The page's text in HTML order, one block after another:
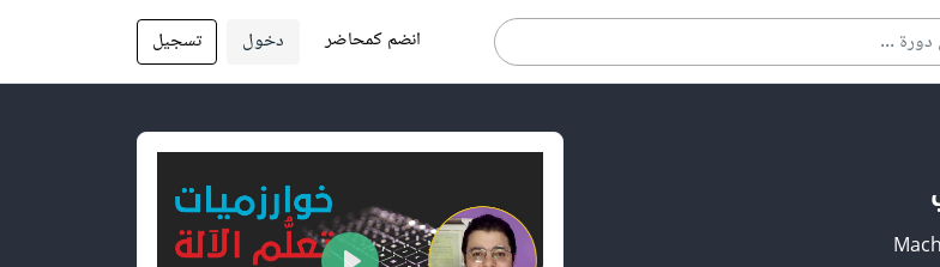
انضم كمحاضر دخول تسجيل